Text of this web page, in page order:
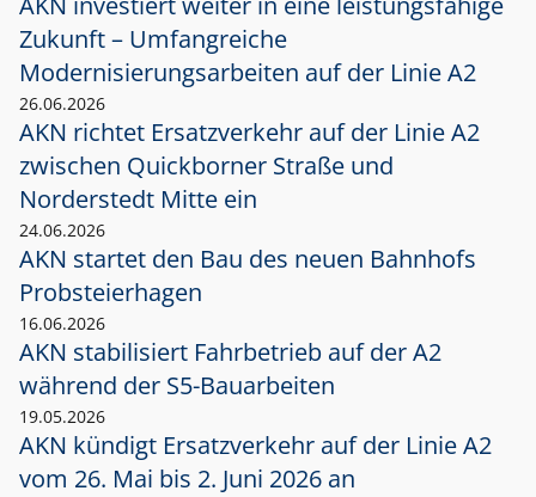
Zukunft – Umfangreiche
Modernisierungsarbeiten auf der Linie A2
26.06.2026
AKN richtet Ersatzverkehr auf der Linie A2
zwischen Quickborner Straße und
Norderstedt Mitte ein
24.06.2026
AKN startet den Bau des neuen Bahnhofs
Probsteierhagen
16.06.2026
AKN stabilisiert Fahrbetrieb auf der A2
während der S5-Bauarbeiten
19.05.2026
AKN kündigt Ersatzverkehr auf der Linie A2
vom 26. Mai bis 2. Juni 2026 an